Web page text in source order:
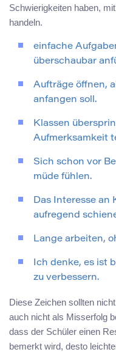
Schwierigkeiten haben,
handeln.
einfache
überschaubar
Aufträge öffnen,
anfangen soll.
Klassen
Aufmerksamkeit
Sich schon vor
müde fühlen.
Das Interesse an
aufregend
Lange arbeiten,
Ich denke, es ist
zu verbessern.
Diese Zeichen sollten
auch nicht als Misserfolg
dass der Schüler einen
bemerkt wird, desto